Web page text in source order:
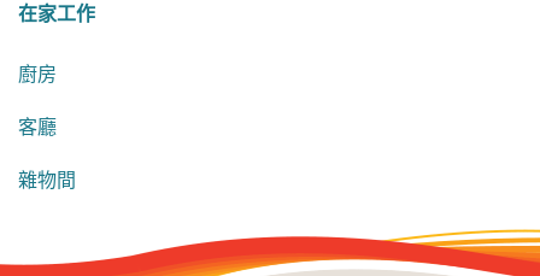
在家工作
廚房
客廳
雜物間